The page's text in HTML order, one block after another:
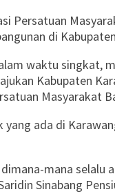
Persatuan
di
waktu singkat,
Kabupaten
Masyarakat
ada di
mana selalu
Sinabang